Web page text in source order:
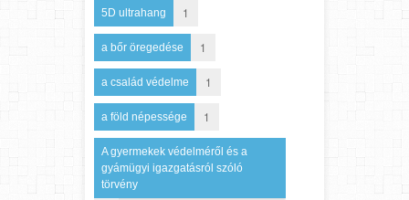
5D ultrahang 1
a bőr öregedése 1
a család védelme 1
a föld népessége 1
A gyermekek védelméről és a
gyámügyi igazgatásról szóló
törvény